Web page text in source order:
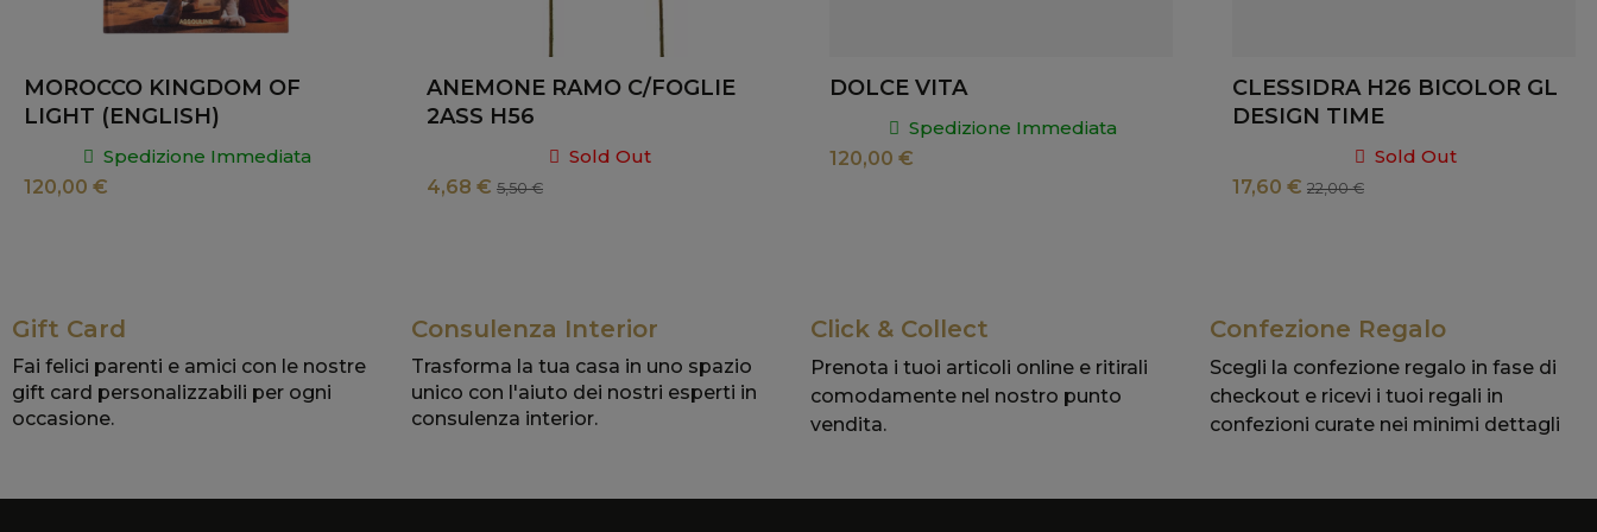
MOROCCO KINGDOM OF
LIGHT (ENGLISH)
Spedizione Immediata
120,00 €
ANEMONE RAMO C/FOGLIE
2ASS H56
Sold Out
4,68 € 5,50 €
DOLCE VITA
Spedizione Immediata
120,00 €
CLESSIDRA H26 BICOLOR GL
DESIGN TIME
Sold Out
17,60 € 22,00 €
Gift Card
Fai felici parenti e amici con le nostre
gift card personalizzabili per ogni
occasione.
Consulenza Interior
Trasforma la tua casa in uno spazio
unico con l'aiuto dei nostri esperti in
consulenza interior.
Click & Collect
Prenota i tuoi articoli online e ritirali
comodamente nel nostro punto
vendita.
Confezione Regalo
Scegli la confezione regalo in fase di
checkout e ricevi i tuoi regali in
confezioni curate nei minimi dettagli